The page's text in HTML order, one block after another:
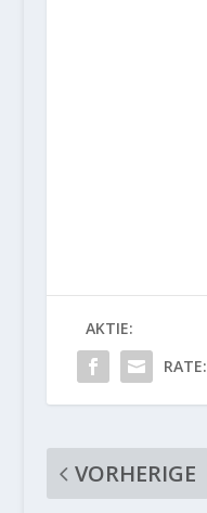
AKTIE:
RATE:
VORHERIGE